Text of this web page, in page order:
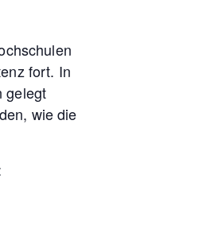
fort. In
gelegt
wie die